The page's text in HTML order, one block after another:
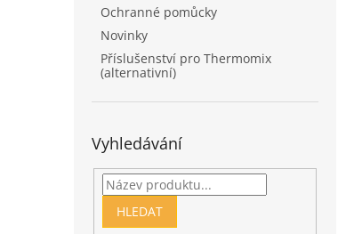
Ochranné pomůcky
Novinky
Příslušenství pro Thermomix
(alternativní)
Vyhledávání
HLEDAT